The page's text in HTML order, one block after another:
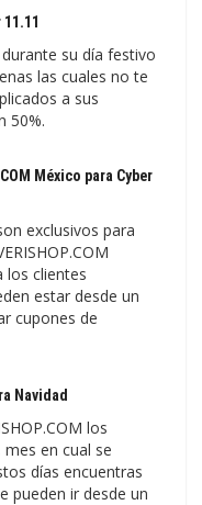
11.11
su día festivo
las cuales no te
a sus
50%.
México para Cyber
exclusivos para
los clientes
estar desde un
cupones de
Navidad
los
en cual se
días encuentras
pueden ir desde un